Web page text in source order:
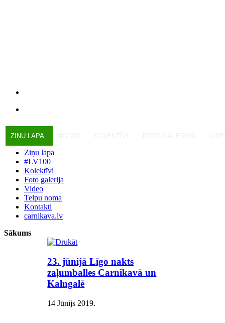
ZIŅU LAPA
Ziņu lapa
#LV100
Kolektīvi
Foto galerija
Video
Telpu noma
Kontakti
carnikava.lv
Sākums
23. jūnijā Līgo nakts
zaļumballes Carnikavā un
Kalngalē
14 Jūnijs 2019.